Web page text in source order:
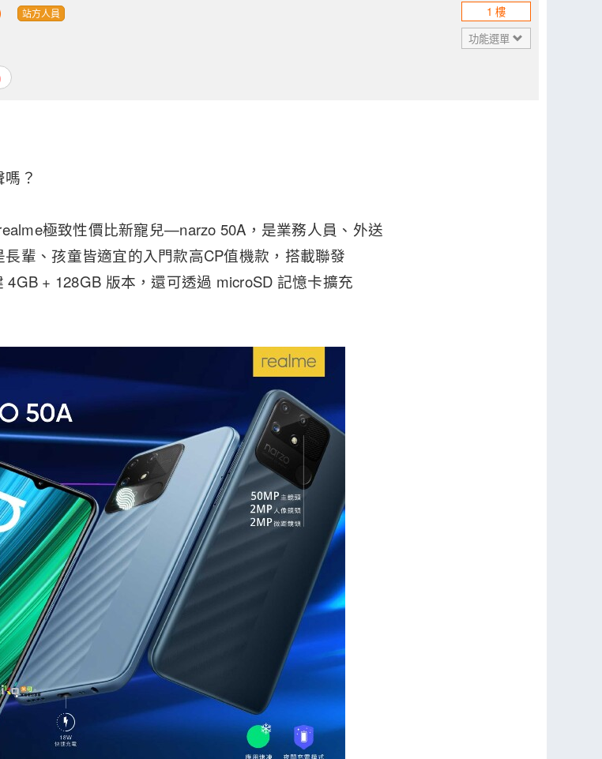
站方人員
1 樓
功能選單
？
極致性價比新寵兒—narzo 50A，是業務人員、外送
輩、孩童皆適宜的入門款高CP值機款，搭載聯發
+ 128GB 版本，還可透過 microSD 記憶卡擴充